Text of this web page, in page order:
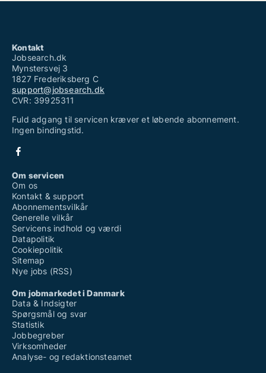
Kontakt
Jobsearch.dk
Mynstersvej 3
1827 Frederiksberg C
support@jobsearch.dk
CVR: 39925311
Fuld adgang til servicen kræver et løbende abonnement.
Ingen bindingstid.
Om servicen
Om os
Kontakt & support
Abonnementsvilkår
Generelle vilkår
Servicens indhold og værdi
Datapolitik
Cookiepolitik
Sitemap
Nye jobs (RSS)
Om jobmarkedet i Danmark
Data & Indsigter
Spørgsmål og svar
Statistik
Jobbegreber
Virksomheder
Analyse- og redaktionsteamet